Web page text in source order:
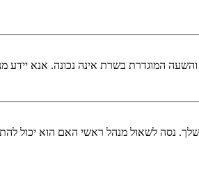
והשעה המוגדרת בשרת אינה נכונה. אנא
לשאול מנהל ראשי האם הוא יכול